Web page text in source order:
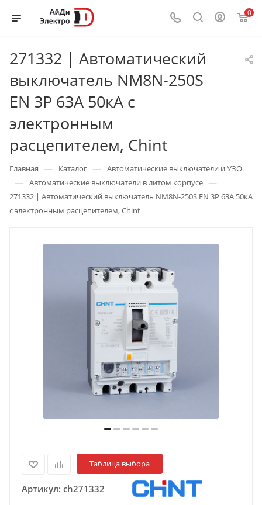
0
271332 | Автоматический
выключатель NM8N-250S
EN 3P 63А 50кА с
электронным
расцепителем, Chint
Главная — Каталог — Автоматические выключатели и УЗО
— Автоматические выключатели в литом корпусе —
271332 | Автоматический выключатель NM8N-250S EN 3P 63А 50кА
с электронным расцепителем, Chint
Таблица выбора
Артикул: ch271332